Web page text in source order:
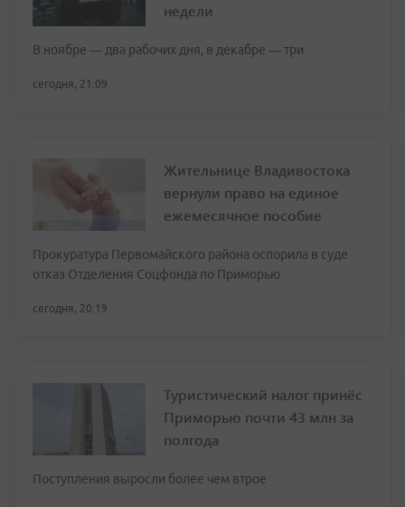
недели
В ноябре — два рабочих дня, в декабре — три
сегодня, 21:09
Жительнице Владивостока
вернули право на единое
ежемесячное пособие
Прокуратура Первомайского района оспорила в суде
отказ Отделения Соцфонда по Приморью
сегодня, 20:19
Туристический налог принёс
Приморью почти 43 млн за
полгода
Поступления выросли более чем втрое